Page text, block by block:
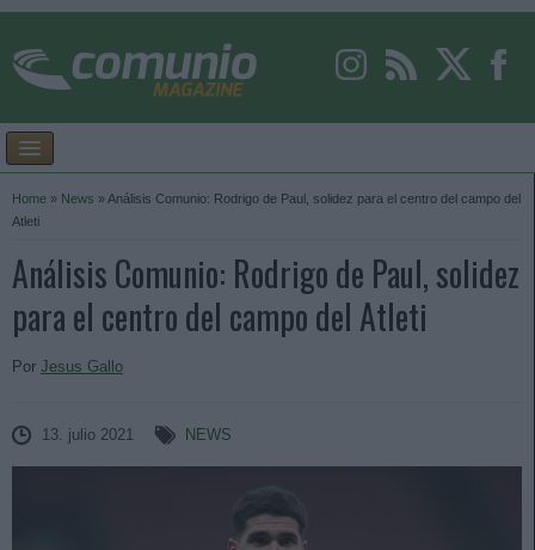
Home » News » Análisis Comunio: Rodrigo de Paul, solidez para el centro del campo del
Atleti
Análisis Comunio: Rodrigo de Paul, solidez
para el centro del campo del Atleti
Por Jesus Gallo
13. julio 2021 NEWS